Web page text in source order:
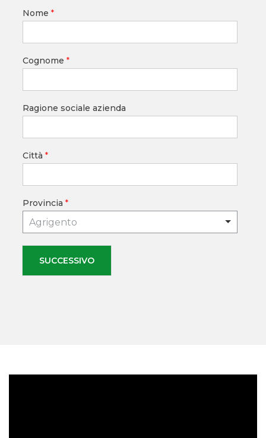
Nome *
Cognome *
Ragione sociale azienda
Città *
Provincia *
Agrigento
SUCCESSIVO